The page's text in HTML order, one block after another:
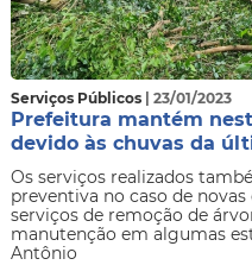
Serviços Públicos | 23/01/2023
Prefeitura mantém
devido às chuvas da
Os serviços realizados
preventiva no caso de
serviços de remoção de
manutenção em algumas
Antônio